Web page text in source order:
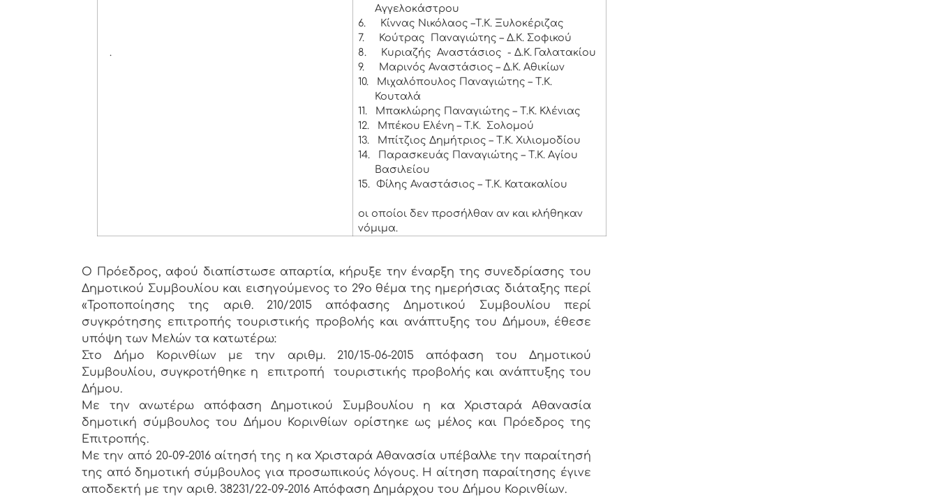
.
Αγγελοκάστρου
6.
Κίννας Νικόλαος –Τ.Κ. Ξυλοκέριζας
7.
Κούτρας Παναγιώτης – Δ.Κ. Σοφικού
8.
Κυριαζής Αναστάσιος - Δ.Κ. Γαλατακίου
9.
Μαρινός Αναστάσιος – Δ.Κ. Αθικίων
10.
Μιχαλόπουλος Παναγιώτης – Τ.Κ.
Κουταλά
11.
Μπακλώρης Παναγιώτης – Τ.Κ. Κλένιας
12.
Μπέκου Ελένη – Τ.Κ. Σολομού
13.
Μπίτζιος Δημήτριος – Τ.Κ. Χιλιομοδίου
14.
Παρασκευάς Παναγιώτης – Τ.Κ. Αγίου
Βασιλείου
15. Φίλης Αναστάσιος – Τ.Κ. Κατακαλίου
οι οποίοι δεν προσήλθαν αν και κλήθηκαν
νόμιμα.
Ο Πρόεδρος, αφού διαπίστωσε απαρτία, κήρυξε την έναρξη της συνεδρίασης του
Δημοτικού Συμβουλίου και εισηγούμενος το 29ο θέμα της ημερήσιας διάταξης περί
«Τροποποίησης της αριθ. 210/2015 απόφασης Δημοτικού Συμβουλίου περί
συγκρότησης επιτροπής τουριστικής προβολής και ανάπτυξης του Δήμου», έθεσε
υπόψη των Μελών τα κατωτέρω:
Στο Δήμο Κορινθίων με την αριθμ. 210/15-06-2015 απόφαση του Δημοτικού
Συμβουλίου, συγκροτήθηκε η επιτροπή τουριστικής προβολής και ανάπτυξης του
Δήμου.
Με την ανωτέρω απόφαση Δημοτικού Συμβουλίου η κα Χρισταρά Αθανασία
δημοτική σύμβουλος του Δήμου Κορινθίων ορίστηκε ως μέλος και Πρόεδρος της
Επιτροπής.
Με την από 20-09-2016 αίτησή της η κα Χρισταρά Αθανασία υπέβαλλε την παραίτησή
της από δημοτική σύμβουλος για προσωπικούς λόγους. Η αίτηση παραίτησης έγινε
αποδεκτή με την αριθ. 38231/22-09-2016 Απόφαση Δημάρχου του Δήμου Κορινθίων.